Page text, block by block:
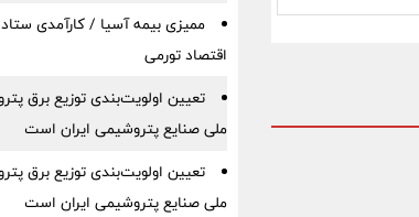
ممیزی بیمه آسیا / کارآمدی ستاد
اقتصاد تورمی
تعیین اولویت‌بندی توزیع برق
ملی صنایع پتروشیمی ایران است
تعیین اولویت‌بندی توزیع برق
ملی صنایع پتروشیمی ایران است